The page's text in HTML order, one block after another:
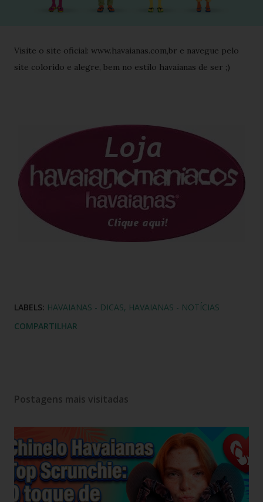
Visite o site oficial: www.havaianas.com,br e navegue pelo
site colorido e alegre, bem no estilo havaianas de ser ;)
LABELS: HAVAIANAS - DICAS HAVAIANAS - NOTÍCIAS
COMPARTILHAR
Postagens mais visitadas